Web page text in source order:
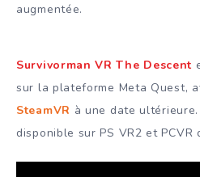
augmentée.
Survivorman VR The Descent
sur la plateforme Meta Quest,
SteamVR à une date
disponible sur PS VR2 et PCVR